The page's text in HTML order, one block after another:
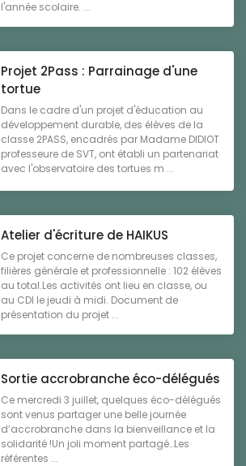
l'année scolaire. ...
Projet 2Pass : Parrainage d'une
tortue
Dans le cadre d'un projet d'éducation au
développement durable, des élèves de la
classe 2PASS, encadrés par Madame DIDIOT
professeure de SVT, ont établi un partenariat
avec l'observatoire des tortues m ...
Atelier d'écriture de HAIKUS
Ce projet concerne de nombreuses classes,
filières générale et professionnelle : 102 élèves
au total.Les activités ont lieu en classe, ou
au CDI le jeudi à midi. Document de
présentation du projet ...
Sortie accrobranche éco-délégués
Ce mercredi 3 juillet, quelques éco-délégués
sont venus partager une belle journée
d’accrobranche dans la bienveillance et la
solidarité !Un joli moment partagé…Les
référentes ...